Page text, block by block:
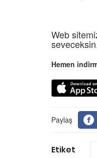
Web
Hemen
Paylaş
Etiket